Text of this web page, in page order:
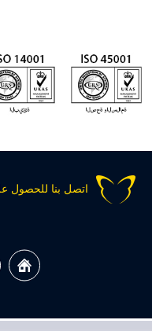
اتصل بنا للحصول